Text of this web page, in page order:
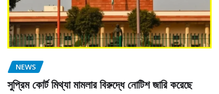
NEWS
সুপ্রিম কোর্ট মিথ্যা মামলার বিরুদ্ধে নোটিশ জারি করেছে